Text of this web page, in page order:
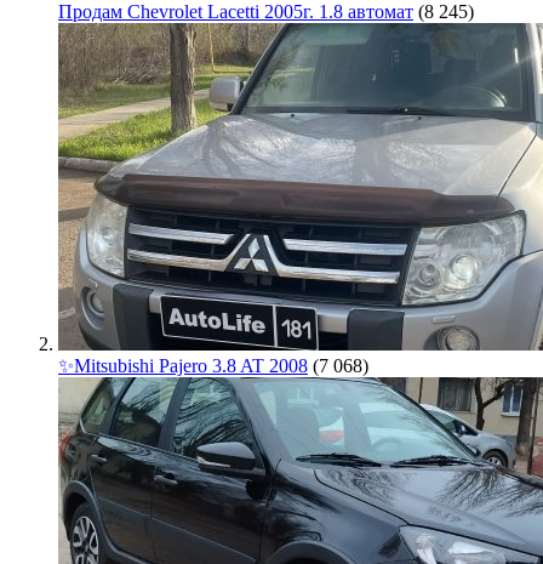
Продам Chevrolet Lacetti 2005г. 1.8 автомат (8 245)
✨Mitsubishi Pajero 3.8 AT 2008 (7 068)